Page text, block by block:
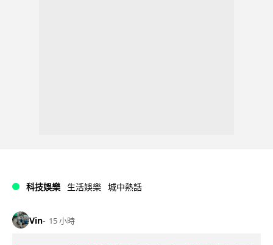
科技娛樂 生活娛樂 城中熱話
Vin 15 小時